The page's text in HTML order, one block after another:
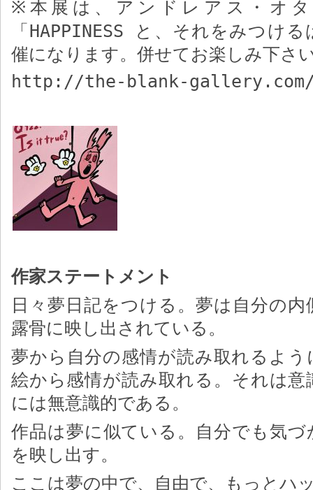
※ 本展は、アンドレアス・オ
「 HAPPINESS
と、それをみつける
催になります。併せてお楽しみ下さ
http://the-blank-gallery.com/
作家ステートメント
日々夢日記をつける。夢は自分の
露骨に映し出されている。
夢から自分の感情が読み取れるよ
絵から感情が読み取れる。それは
には無意識的である。
作品は夢に似ている。自分でも気
を映し出す。
ここは夢の中で、自由で、もっとハ